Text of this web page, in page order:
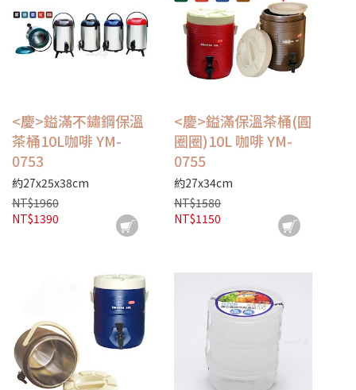
<慶>鎰滿不鏽鋼保溫
茶桶10L咖啡 YM-
0753
約27x25x38cm
NT$1960
NT$1390
<慶>鎰滿保溫茶桶(圓
圈圈)10L 咖啡 YM-
0755
約27x34cm
NT$1580
NT$1150